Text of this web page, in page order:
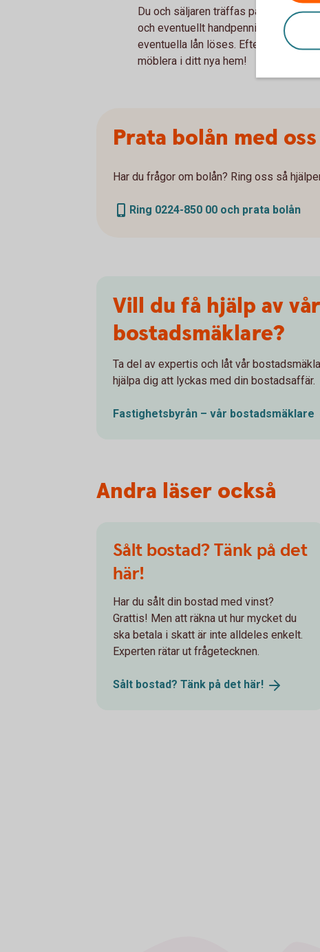
Du och säljaren träffas på
och eventuellt handpenningslån
eventuella lån löses. Efter detta får
möblera i ditt nya hem!
Prata bolån med oss
Har du frågor om bolån? Ring oss så
Ring 0224-850 00 och prata bolån
Vill du få hjälp av vår
bostadsmäklare?
Ta del av expertis och låt vår
hjälpa dig att lyckas med din bostadsaffär.
Fastighetsbyrån – vår bostadsmäklare
Andra läser också
Sålt bostad? Tänk på det
här!
Har du sålt din bostad med vinst?
Grattis! Men att räkna ut hur mycket du
ska betala i skatt är inte alldeles enkelt.
Experten rätar ut frågetecknen.
Sålt bostad? Tänk på det här!